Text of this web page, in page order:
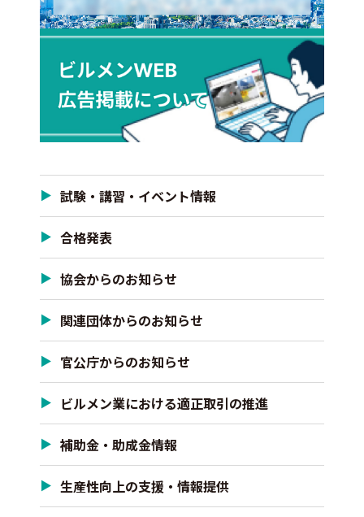
試験・講習・イベント情報
合格発表
協会からのお知らせ
関連団体からのお知らせ
官公庁からのお知らせ
ビルメン業における適正取引の推進
補助金・助成金情報
生産性向上の支援・情報提供